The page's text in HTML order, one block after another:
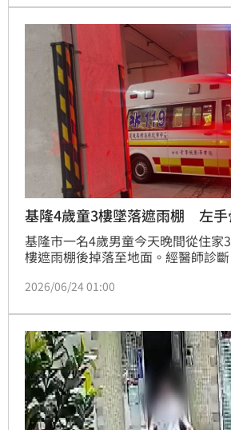
基隆4歲童3樓墜落遮雨棚 左手
基隆市一名4歲男童今天晚間從住家
樓遮雨棚後掉落至地面。經醫師診
2026/06/24 01:00